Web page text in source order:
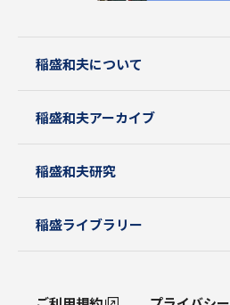
稲盛和夫について
稲盛和夫アーカイブ
稲盛和夫研究
稲盛ライブラリー